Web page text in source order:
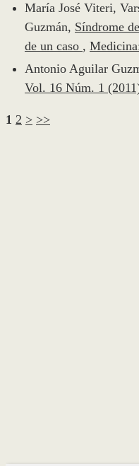
María José Viteri,
Guzmán, Síndrome
de un caso ,
Antonio Aguilar
Vol. 16 Núm. 1
1 2 > >>